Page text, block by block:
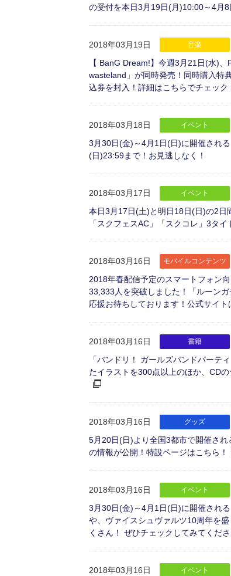
の受付を本日3月19日(月)10:00～4月
2018年03月19日 音楽
【 BanG Dream!】今週3月21日(水)
wasteland」が同時発売！同時購入特
込券を封入！詳細はこちらでチェック
2018年03月18日 イベント
3月30日(金)～4月1日(日)に開催され
(日)23:59まで！お見逃しなく！
2018年03月17日 イベント
本日3月17日(土)と明日18日(日)の2日
「スクフェスAC」「スクコレ」3タ
2018年03月16日 モバイルコンテンツ
2018年春配信予定のスマートフォン
33,333人を突破しました！「ルーン
応援お待ちしております！公式サイト
2018年03月16日 書籍
「バンドリ！ ガールズバンドパーテ
たイラストを300点以上のほか、CD
2018年03月16日 グッズ
5月20日(日)より全国3都市で開催さ
の情報が公開！特設ページはこちら！
2018年03月16日 イベント
3月30日(金)～4月1日(日)に開催され
や、ヴァイスシュヴァルツ10周年を
くさん！ ぜひチェックしてみてくださ
2018年03月16日 イベント